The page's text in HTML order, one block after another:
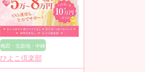
梅田・北新地・中崎
町
ひよこ倶楽部